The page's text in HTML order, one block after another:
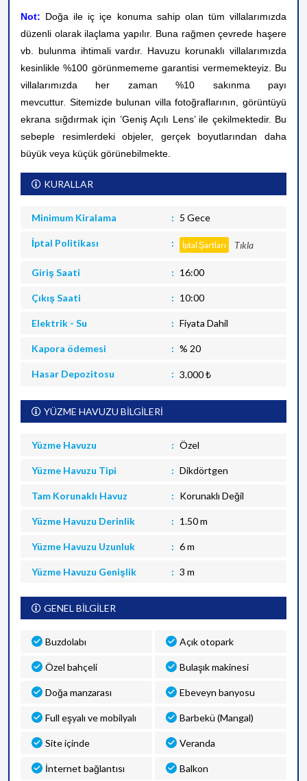
Not: Doğa ile iç içe konuma sahip olan tüm villalarımızda
düzenli olarak ilaçlama yapılır. Buna rağmen çevrede haşere
vb. bulunma ihtimali vardır. Havuzu korunaklı villalarımızda
kesinlikle %100 görünmememe garantisi vermemekteyiz. Bu
villalarımızda her zaman %10 sakınma payı
mevcuttur. Sitemizde bulunan villa fotoğraflarının, görüntüyü
ekrana sığdırmak için ’Geniş Açılı Lens’ ile çekilmektedir. Bu
sebeple resimlerdeki objeler, gerçek boyutlarından daha
büyük veya küçük görünebilmekte.
KURALLAR
Minimum Kiralama 5 Gece
İptal Politikası İptal Şartları Tıkla
Giriş Saati 16:00
Çıkış Saati 10:00
Elektrik - Su Fiyata Dahil
Kapora ödemesi % 20
Hasar Depozitosu 3.000 ₺
YÜZME HAVUZU BİLGİLERİ
Yüzme Havuzu Özel
Yüzme Havuzu Tipi Dikdörtgen
Tam Korunaklı Havuz Korunaklı Değil
Yüzme Havuzu Derinlik 1.50 m
Yüzme Havuzu Uzunluk 6 m
Yüzme Havuzu Genişlik 3 m
GENEL BİLGİLER
Buzdolabı Açık otopark
Özel bahçeli Bulaşık makinesi
Doğa manzarası Ebeveyn banyosu
Full eşyalı ve mobilyalı Barbekü (Mangal)
Site içinde Veranda
İnternet bağlantısı Balkon